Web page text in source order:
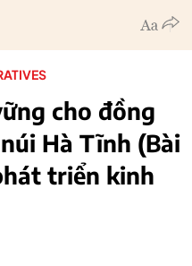
cho đồng
Hà Tĩnh (Bài
triển kinh